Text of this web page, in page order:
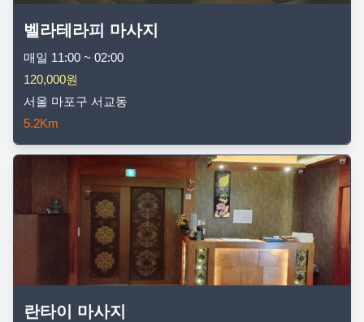
벨라테라피 마사지
매일 11:00 ~ 02:00
120,000원
서울 마포구 서교동
5.2Km
란타이 마사지